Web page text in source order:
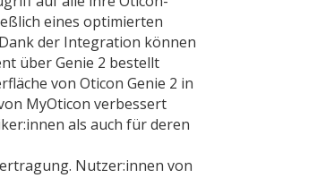
eines optimierten
der Integration können
über Genie 2 bestellt
von Oticon Genie 2 in
MyOticon verbessert
als auch für deren
Nutzer:innen von